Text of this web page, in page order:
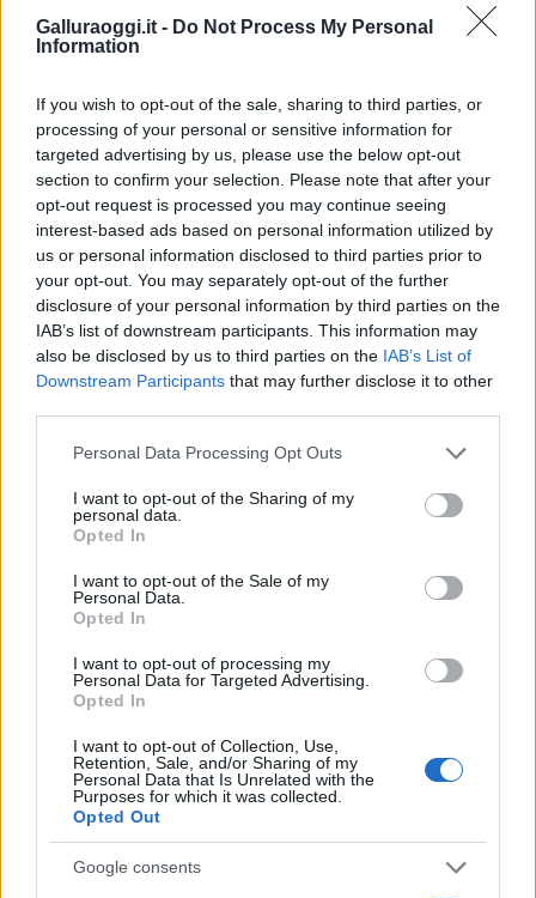
Galluraoggi.it - Do Not Process My Personal
Information
If you wish to opt-out of the sale, sharing to third parties, or
processing of your personal or sensitive information for
targeted advertising by us, please use the below opt-out
section to confirm your selection. Please note that after your
opt-out request is processed you may continue seeing
interest-based ads based on personal information utilized by
us or personal information disclosed to third parties prior to
your opt-out. You may separately opt-out of the further
disclosure of your personal information by third parties on the
IAB’s list of downstream participants. This information may
also be disclosed by us to third parties on the IAB’s List of
Downstream Participants that may further disclose it to other
Please note that this website/app uses one or more Google
not limited to your visit or usage behaviour. You may click to
grant or deny consent to Google and its third-party tags to
use your data for below specified purposes in below Google
consent section.
Personal Data Processing Opt Outs
I want to opt-out of the Sharing of my
personal data.
Opted In
I want to opt-out of the Sale of my
Personal Data.
Opted In
I want to opt-out of processing my
Personal Data for Targeted Advertising.
Opted In
I want to opt-out of Collection, Use,
Retention, Sale, and/or Sharing of my
Personal Data that Is Unrelated with the
Purposes for which it was collected.
Opted Out
Google consents
Vuoi rimuovere le pubblicità nazionali?
Puoi abbonarti a
Sei già abbonato?
Puoi effettuare l'accesso andando nella
sezioneLogindal menù del sito o
cliccandoqui